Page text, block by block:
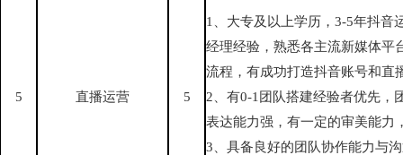
5 直播运营 5
1、大专及以上学历，3-5年抖音
经理经验，熟悉各主流新媒体平
流程，有成功打造抖音账号和直
2、有0-1团队搭建经验者优先，
表达能力强，有一定的审美能力
3、具备良好的团队协作能力与